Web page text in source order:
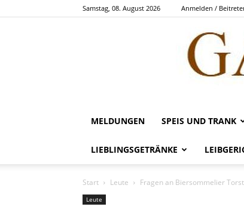
Samstag, 08. August 2026 Anmelden /
MELDUNGEN SPEIS UND TRANK
LIEBLINGSGETRÄNKE
Start Leute Fragen an Biersommelier
Leute